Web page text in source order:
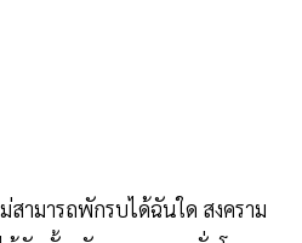
สามารถพักรบได้ฉันใด สงคราม